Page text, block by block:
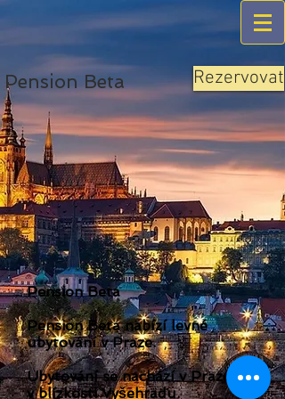
Pension Beta Rezervovat
Pension Beta
Pension Beta nabízí levné
ubytování v Praze.
Ubytování se nachází v Praze 2,
v blízkosti Vyšehradu.